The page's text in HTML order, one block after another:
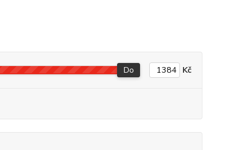
Do Kč